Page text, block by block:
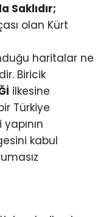
Saklıdır;
olan Kürt
haritalar ne
Biricik
ilkesine
Türkiye
kabul